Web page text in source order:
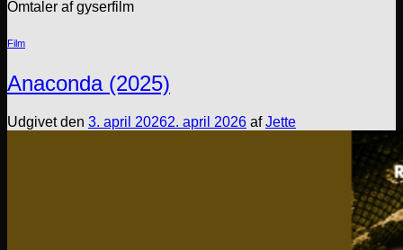
Omtaler af gyserfilm
Film
Anaconda (2025)
Udgivet den 3. april 20262. april 2026 afJette